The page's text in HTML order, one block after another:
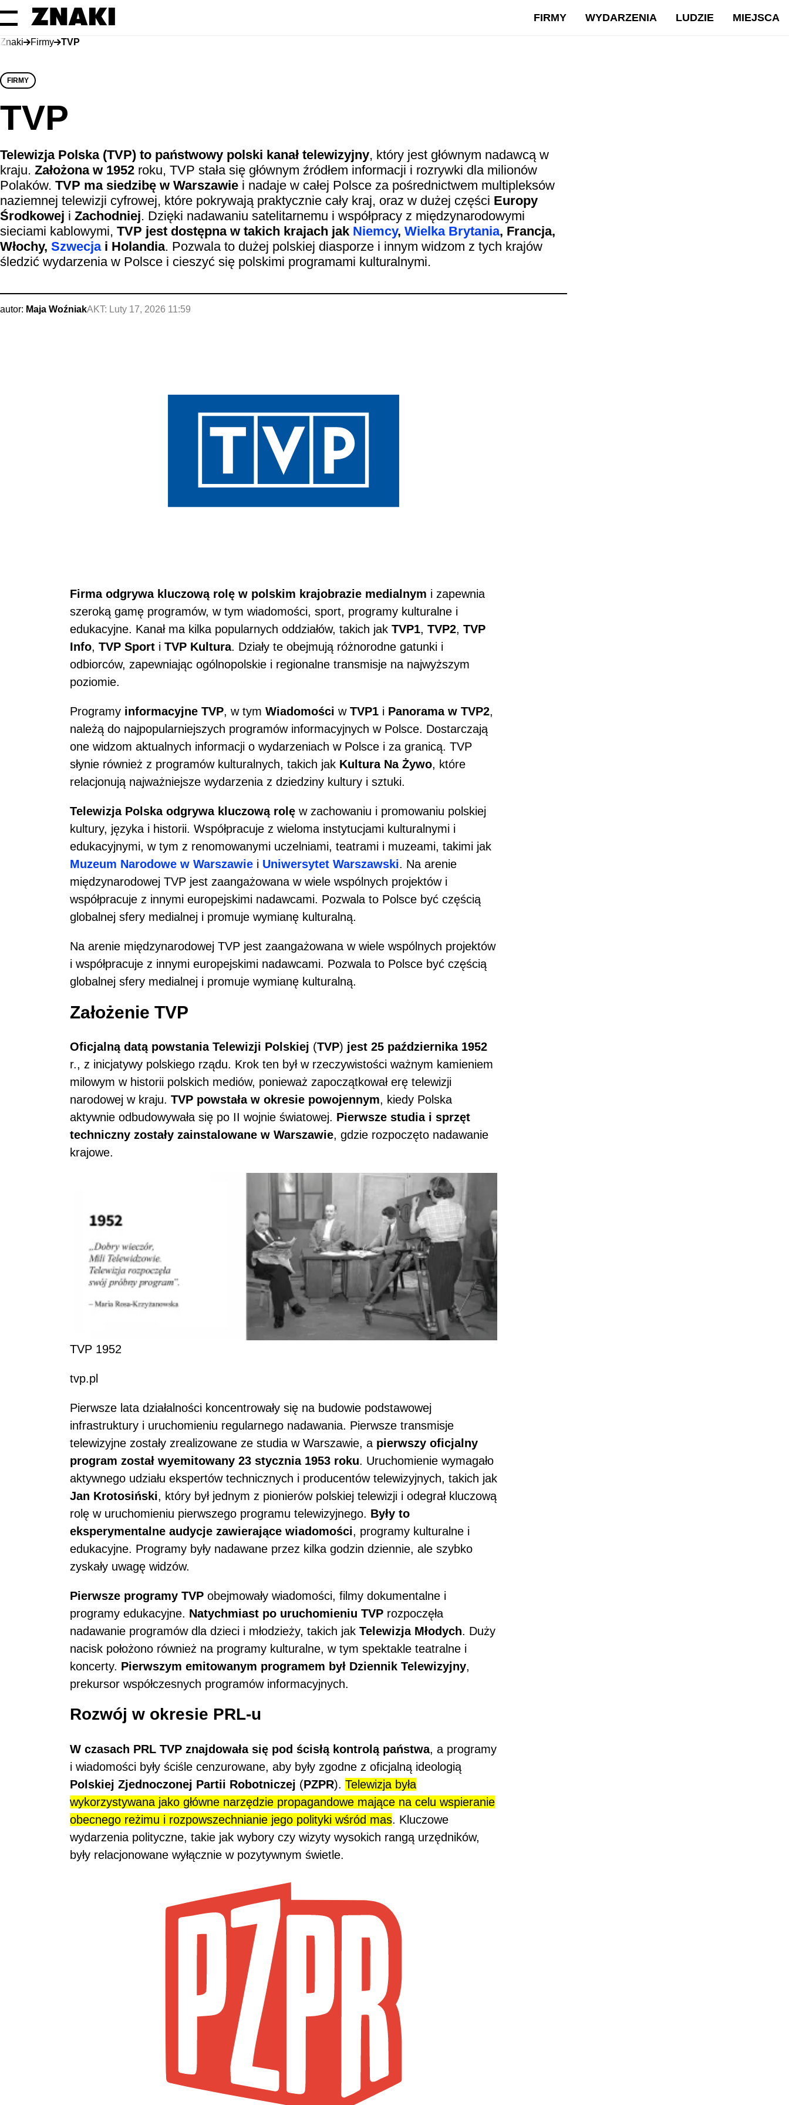
FIRMY WYDARZENIA LUDZIE MIEJSCA
Znaki Firmy TVP
FIRMY
TVP
Telewizja Polska (TVP) to państwowy polski kanał telewizyjny, który jest głównym nadawcą w
kraju. Założona w 1952 roku, TVP stała się głównym źródłem informacji i rozrywki dla milionów
Polaków. TVP ma siedzibę w Warszawie i nadaje w całej Polsce za pośrednictwem multipleksów
naziemnej telewizji cyfrowej, które pokrywają praktycznie cały kraj, oraz w dużej części Europy
Środkowej i Zachodniej. Dzięki nadawaniu satelitarnemu i współpracy z międzynarodowymi
sieciami kablowymi, TVP jest dostępna w takich krajach jak Niemcy, Wielka Brytania, Francja,
Włochy, Szwecja i Holandia. Pozwala to dużej polskiej diasporze i innym widzom z tych krajów
śledzić wydarzenia w Polsce i cieszyć się polskimi programami kulturalnymi.
autor: Maja WoźniakAKT: Luty 17, 2026 11:59
Firma odgrywa kluczową rolę w polskim krajobrazie medialnym i zapewnia
szeroką gamę programów, w tym wiadomości, sport, programy kulturalne i
edukacyjne. Kanał ma kilka popularnych oddziałów, takich jak TVP1, TVP2, TVP
Info, TVP Sport i TVP Kultura. Działy te obejmują różnorodne gatunki i
odbiorców, zapewniając ogólnopolskie i regionalne transmisje na najwyższym
poziomie.
Programy informacyjne TVP, w tym Wiadomości w TVP1 i Panorama w TVP2,
należą do najpopularniejszych programów informacyjnych w Polsce. Dostarczają
one widzom aktualnych informacji o wydarzeniach w Polsce i za granicą. TVP
słynie również z programów kulturalnych, takich jak Kultura Na Żywo, które
relacjonują najważniejsze wydarzenia z dziedziny kultury i sztuki.
Telewizja Polska odgrywa kluczową rolę w zachowaniu i promowaniu polskiej
kultury, języka i historii. Współpracuje z wieloma instytucjami kulturalnymi i
edukacyjnymi, w tym z renomowanymi uczelniami, teatrami i muzeami, takimi jak
Muzeum Narodowe w Warszawie i Uniwersytet Warszawski. Na arenie
międzynarodowej TVP jest zaangażowana w wiele wspólnych projektów i
współpracuje z innymi europejskimi nadawcami. Pozwala to Polsce być częścią
globalnej sfery medialnej i promuje wymianę kulturalną.
Na arenie międzynarodowej TVP jest zaangażowana w wiele wspólnych projektów
i współpracuje z innymi europejskimi nadawcami. Pozwala to Polsce być częścią
globalnej sfery medialnej i promuje wymianę kulturalną.
Założenie TVP
Oficjalną datą powstania Telewizji Polskiej (TVP) jest 25 października 1952
r., z inicjatywy polskiego rządu. Krok ten był w rzeczywistości ważnym kamieniem
milowym w historii polskich mediów, ponieważ zapoczątkował erę telewizji
narodowej w kraju. TVP powstała w okresie powojennym, kiedy Polska
aktywnie odbudowywała się po II wojnie światowej. Pierwsze studia i sprzęt
techniczny zostały zainstalowane w Warszawie, gdzie rozpoczęto nadawanie
krajowe.
TVP 1952
tvp.pl
Pierwsze lata działalności koncentrowały się na budowie podstawowej
infrastruktury i uruchomieniu regularnego nadawania. Pierwsze transmisje
telewizyjne zostały zrealizowane ze studia w Warszawie, a pierwszy oficjalny
program został wyemitowany 23 stycznia 1953 roku. Uruchomienie wymagało
aktywnego udziału ekspertów technicznych i producentów telewizyjnych, takich jak
Jan Krotosiński, który był jednym z pionierów polskiej telewizji i odegrał kluczową
rolę w uruchomieniu pierwszego programu telewizyjnego. Były to
eksperymentalne audycje zawierające wiadomości, programy kulturalne i
edukacyjne. Programy były nadawane przez kilka godzin dziennie, ale szybko
zyskały uwagę widzów.
Pierwsze programy TVP obejmowały wiadomości, filmy dokumentalne i
programy edukacyjne. Natychmiast po uruchomieniu TVP rozpoczęła
nadawanie programów dla dzieci i młodzieży, takich jak Telewizja Młodych. Duży
nacisk położono również na programy kulturalne, w tym spektakle teatralne i
koncerty. Pierwszym emitowanym programem był Dziennik Telewizyjny,
prekursor współczesnych programów informacyjnych.
Rozwój w okresie PRL-u
W czasach PRL TVP znajdowała się pod ścisłą kontrolą państwa, a programy
i wiadomości były ściśle cenzurowane, aby były zgodne z oficjalną ideologią
Polskiej Zjednoczonej Partii Robotniczej (PZPR). Telewizja była
wykorzystywana jako główne narzędzie propagandowe mające na celu wspieranie
obecnego reżimu i rozpowszechnianie jego polityki wśród mas. Kluczowe
wydarzenia polityczne, takie jak wybory czy wizyty wysokich rangą urzędników,
były relacjonowane wyłącznie w pozytywnym świetle.